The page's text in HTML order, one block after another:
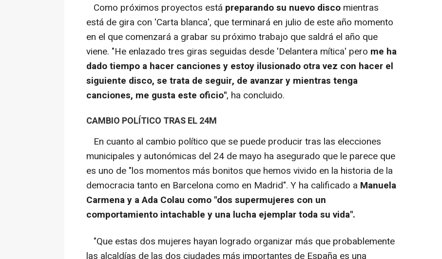
Como próximos proyectos está preparando su nuevo disco mientras
está de gira con 'Carta blanca', que terminará en julio de este año momento
en el que comenzará a grabar su próximo trabajo que saldrá el año que
viene. "He enlazado tres giras seguidas desde 'Delantera mítica' pero me ha
dado tiempo a hacer canciones y estoy ilusionado otra vez con hacer el
siguiente disco, se trata de seguir, de avanzar y mientras tenga
canciones, me gusta este oficio", ha concluido.
CAMBIO POLÍTICO TRAS EL 24M
En cuanto al cambio político que se puede producir tras las elecciones
municipales y autonómicas del 24 de mayo ha asegurado que le parece que
es uno de "los momentos más bonitos que hemos vivido en la historia de la
democracia tanto en Barcelona como en Madrid". Y ha calificado a Manuela
Carmena y a Ada Colau como "dos supermujeres con un
comportamiento intachable y una lucha ejemplar toda su vida".
"Que estas dos mujeres hayan logrado organizar más que probablemente
las alcaldías de las dos ciudades más importantes de España es una